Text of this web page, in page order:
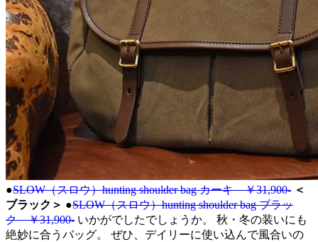
●SLOW（スロウ）hunting shoulder bag カーキ ￥31,900- ＜
ブラック＞ ●SLOW（スロウ）hunting shoulder bag ブラッ
ク ￥31,900- いかがでしたでしょうか。 秋・冬の装いにも
絶妙に合うバッグ。 ぜひ、デイリーに使い込んで風合いの